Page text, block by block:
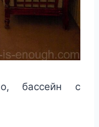
бассейн с